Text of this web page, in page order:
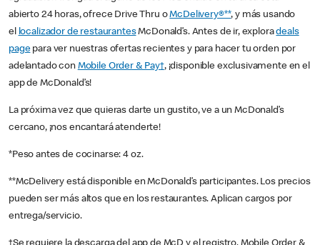
abierto 24 horas, ofrece Drive Thru oMcDelivery®**, y más usando
el localizador de restaurantesMcDonald’s. Antes de ir, exploradeals
pagepara ver nuestras ofertas recientes y para hacer tu orden por
adelantado con Mobile Order & Pay†, ¡disponible exclusivamente en el
app de McDonald’s!
La próxima vez que quieras darte un gustito, ve a un McDonald’s
cercano, ¡nos encantará atenderte!
*Peso antes de cocinarse: 4 oz.
**McDelivery está disponible en McDonald’s participantes. Los precios
pueden ser más altos que en los restaurantes. Aplican cargos por
entrega/servicio.